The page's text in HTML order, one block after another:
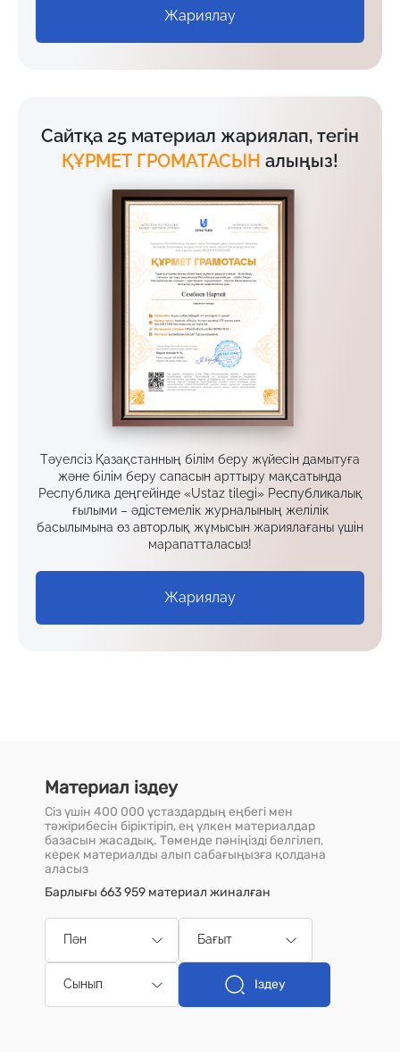
Жариялау
Сайтқа 25 материал жариялап, тегін
ҚҰРМЕТ ГРОМАТАСЫН алыңыз!
Тәуелсіз Қазақстанның білім беру жүйесін дамытуға
және білім беру сапасын арттыру мақсатында
Республика деңгейінде «Ustaz tilegi» Республикалық
ғылыми – әдістемелік журналының желілік
басылымына өз авторлық жұмысын жариялағаны үшін
марапатталасыз!
Жариялау
Материал іздеу
Сіз үшін 400 000 ұстаздардың еңбегі мен
тәжірибесін біріктіріп, ең үлкен материалдар
базасын жасадық. Төменде пәніңізді белгілеп,
керек материалды алып сабағыңызға қолдана
аласыз
Барлығы 663 959 материал жиналған
Пән Бағыт
Сынып Іздеу